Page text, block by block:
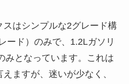
はシンプルな2グレード構
ード）のみで、1.2Lガソリ
みとなっています。これは
ますが、迷いが少なく、